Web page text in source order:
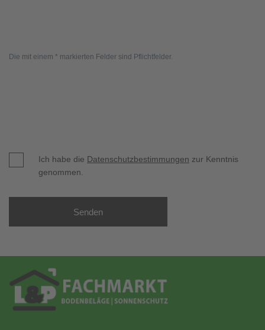
Die mit einem * markierten Felder sind Pflichtfelder.
Ich habe die Datenschutzbestimmungen zur Kenntnis
genommen.
Senden